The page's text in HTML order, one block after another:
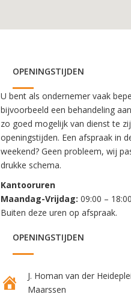
OPENINGSTIJDEN
U bent als ondernemer vaak
bijvoorbeeld een behandeling
zo goed mogelijk van dienst te
openingstijden. Een afspraak in
weekend? Geen probleem, wij
drukke schema.
Kantooruren
Maandag-Vrijdag: 09:00 – 18:00
Buiten deze uren op afspraak.
OPENINGSTIJDEN
J. Homan van der
Maarssen